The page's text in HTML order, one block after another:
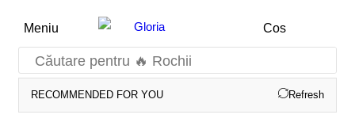
Meniu Cos
Căutare pentru 🔥 Rochii
RECOMMENDED FOR YOU Refresh